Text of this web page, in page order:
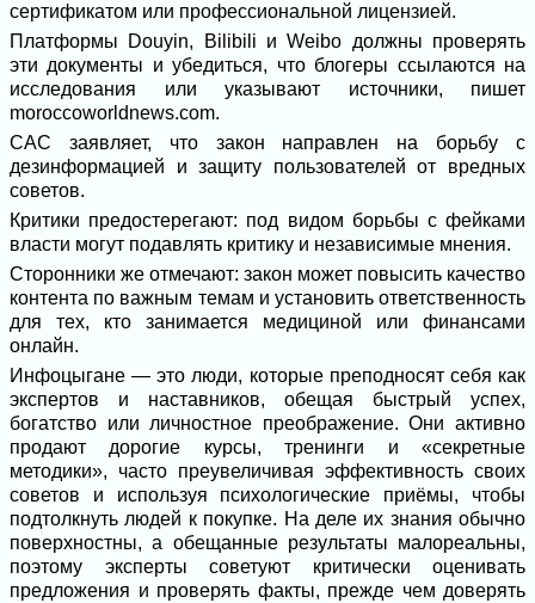
сертификатом или профессиональной лицензией.
Платформы Douyin, Bilibili и Weibo должны проверять
эти документы и убедиться, что блогеры ссылаются на
исследования или указывают источники, пишет
moroccoworldnews.com.
CAC заявляет, что закон направлен на борьбу с
дезинформацией и защиту пользователей от вредных
советов.
Критики предостерегают: под видом борьбы с фейками
власти могут подавлять критику и независимые мнения.
Сторонники же отмечают: закон может повысить качество
контента по важным темам и установить ответственность
для тех, кто занимается медициной или финансами
онлайн.
Инфоцыгане — это люди, которые преподносят себя как
экспертов и наставников, обещая быстрый успех,
богатство или личностное преображение. Они активно
продают дорогие курсы, тренинги и «секретные
методики», часто преувеличивая эффективность своих
советов и используя психологические приёмы, чтобы
подтолкнуть людей к покупке. На деле их знания обычно
поверхностны, а обещанные результаты малореальны,
поэтому эксперты советуют критически оценивать
предложения и проверять факты, прежде чем доверять